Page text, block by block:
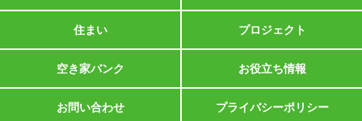
住まい プロジェクト
空き家バンク お役立ち情報
お問い合わせ プライバシーポリシー